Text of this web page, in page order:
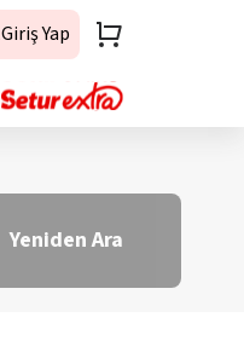
Giriş Yap
Yeniden Ara